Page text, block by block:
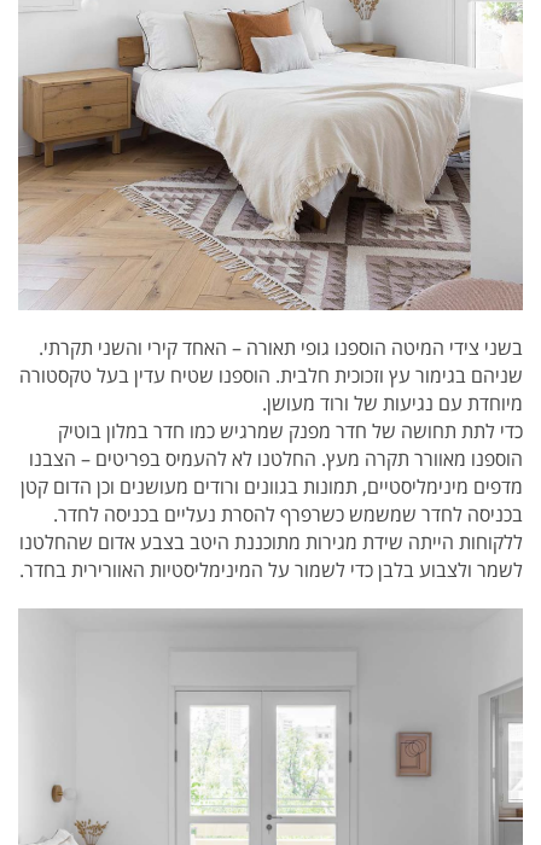
בשני צידי המיטה הוספנו גופי תאורה – האחד קירי והשני תקרתי.
שניהם בגימור עץ וזכוכית חלבית. הוספנו שטיח עדין בעל טקסטורה
מיוחדת עם נגיעות של ורוד מעושן.
כדי לתת תחושה של חדר מפנק שמרגיש כמו חדר במלון בוטיק
הוספנו מאוורר תקרה מעץ. החלטנו לא להעמיס בפריטים – הצבנו
מדפים מינימליסטיים, תמונות בגוונים ורודים מעושנים וכן הדום קטן
בכניסה לחדר שמשמש כשרפרף להסרת נעליים בכניסה לחדר.
ללקוחות הייתה שידת מגירות מתוכננת היטב בצבע אדום שהחלטנו
לשמר ולצבוע בלבן כדי לשמור על המינימליסטיות האוורירית בחדר.